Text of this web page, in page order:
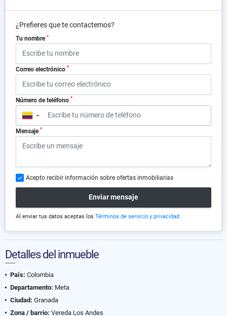
¿Prefieres que te contactemos?
Tu nombre *
Correo electrónico *
Número de teléfono *
▼
Mensaje *
Acepto recibir información sobre ofertas inmobiliarias
Enviar mensaje
Al enviar tus datos aceptas los Términos de servicio y privacidad
Detalles del inmueble
País: Colombia
Departamento: Meta
Ciudad: Granada
Zona / barrio: Vereda Los Andes